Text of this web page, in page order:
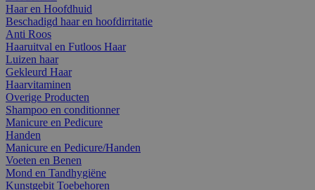
Haar en Hoofdhuid
Beschadigd haar en hoofdirritatie
Anti Roos
Haaruitval en Futloos Haar
Luizen haar
Gekleurd Haar
Haarvitaminen
Overige Producten
Shampoo en conditionner
Manicure en Pedicure
Handen
Manicure en Pedicure/Handen
Voeten en Benen
Mond en Tandhygiëne
Kunstgebit Toebehoren